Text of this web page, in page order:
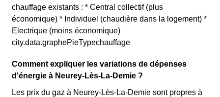
chauffage existants : * Central collectif (plus
économique) * Individuel (chaudière dans la logement) *
Electrique (moins économique)
city.data.graphePieTypechauffage
Comment expliquer les variations de dépenses
d'énergie à Neurey-Lès-La-Demie ?
Les prix du gaz à Neurey-Lès-La-Demie sont propres à